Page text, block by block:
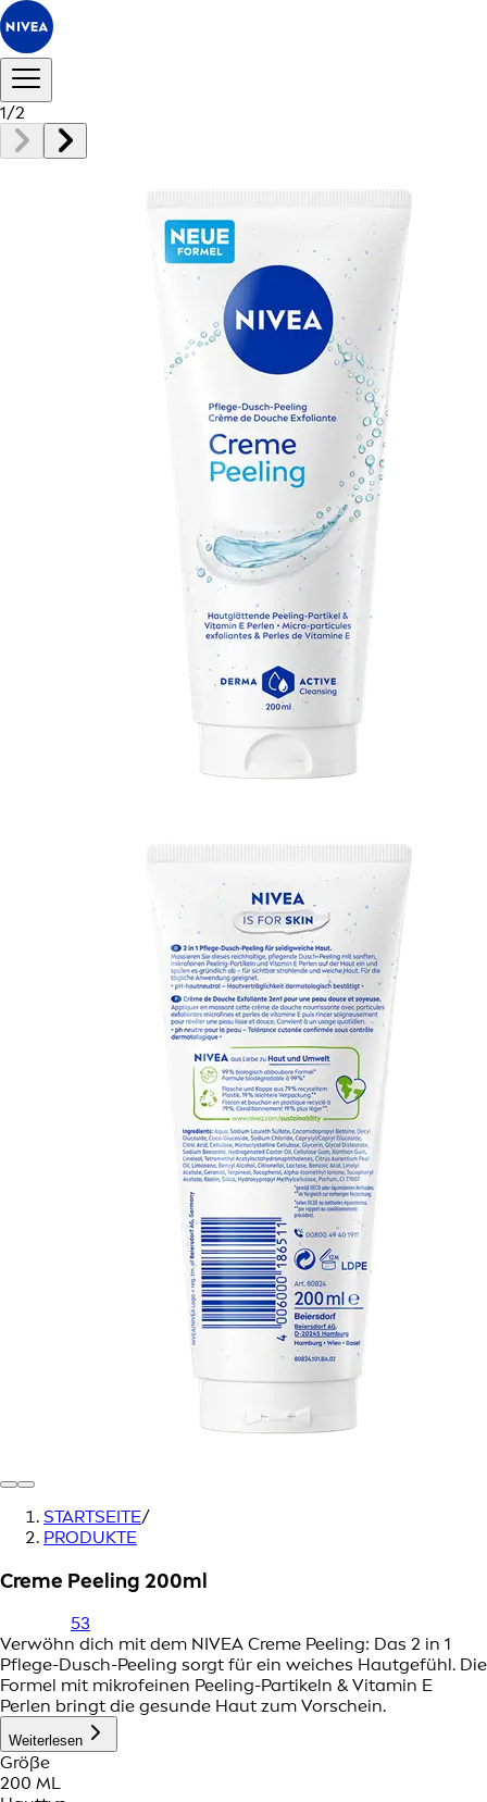
1/2
STARTSEITE/
PRODUKTE
Creme Peeling 200ml
53
Verwöhn dich mit dem NIVEA Creme Peeling: Das 2 in 1
Pflege-Dusch-Peeling sorgt für ein weiches Hautgefühl. Die
Formel mit mikrofeinen Peeling-Partikeln & Vitamin E
Perlen bringt die gesunde Haut zum Vorschein.
Weiterlesen
Größe
200 ML